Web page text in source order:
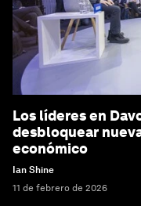
Los líderes en
desbloquear
económico
Ian Shine
11 de febrero de 2026